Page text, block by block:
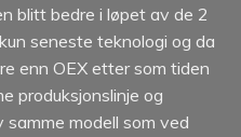
blitt bedre i løpet av de 2
seneste teknologi og da
enn OEX etter som tiden
produksjonslinje og
modell som ved